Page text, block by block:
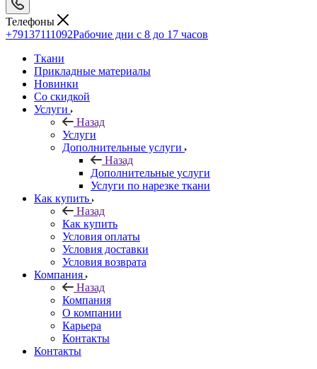
Телефоны
+79137111092Рабочие дни с 8 до 17 часов
Ткани
Прикладные материалы
Новинки
Со скидкой
Услуги
Назад
Услуги
Дополнительные услуги
Назад
Дополнительные услуги
Услуги по нарезке ткани
Как купить
Назад
Как купить
Условия оплаты
Условия доставки
Условия возврата
Компания
Назад
Компания
О компании
Карьера
Контакты
Контакты